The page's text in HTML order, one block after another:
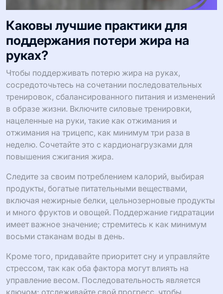
Каковы лучшие практики для
поддержания потери жира на
руках?
Чтобы поддерживать потерю жира на руках,
сосредоточьтесь на сочетании последовательных
тренировок, сбалансированного питания и изменений
в образе жизни. Включите силовые тренировки,
нацеленные на руки, такие как отжимания и
отжимания на трицепс, как минимум три раза в
неделю. Сочетайте это с кардионагрузками для
повышения сжигания жира.
Следите за своим потреблением калорий, выбирая
продукты, богатые питательными веществами,
включая нежирные белки, цельнозерновые продукты
и много фруктов и овощей. Поддержание гидратации
имеет важное значение; стремитесь к как минимум
восьми стаканам воды в день.
Кроме того, придавайте приоритет сну и управляйте
стрессом, так как оба фактора могут влиять на
управление весом. Последовательность является
ключом; отслеживайте свой прогресс, чтобы